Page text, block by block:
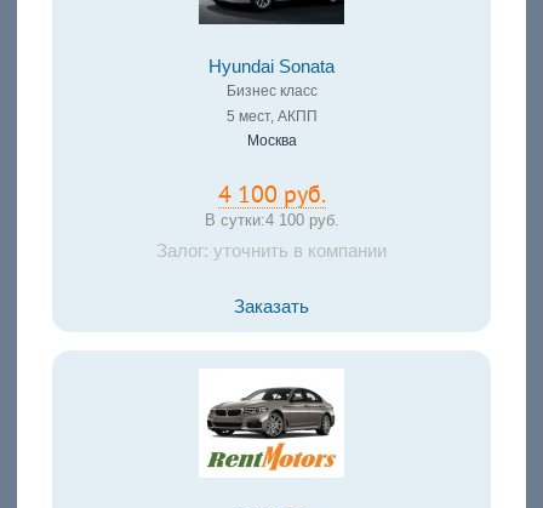
Hyundai Sonata
Бизнес класс
5 мест, АКПП
Москва
4 100 руб.
В сутки:4 100 руб.
Залог: уточнить в компании
Заказать